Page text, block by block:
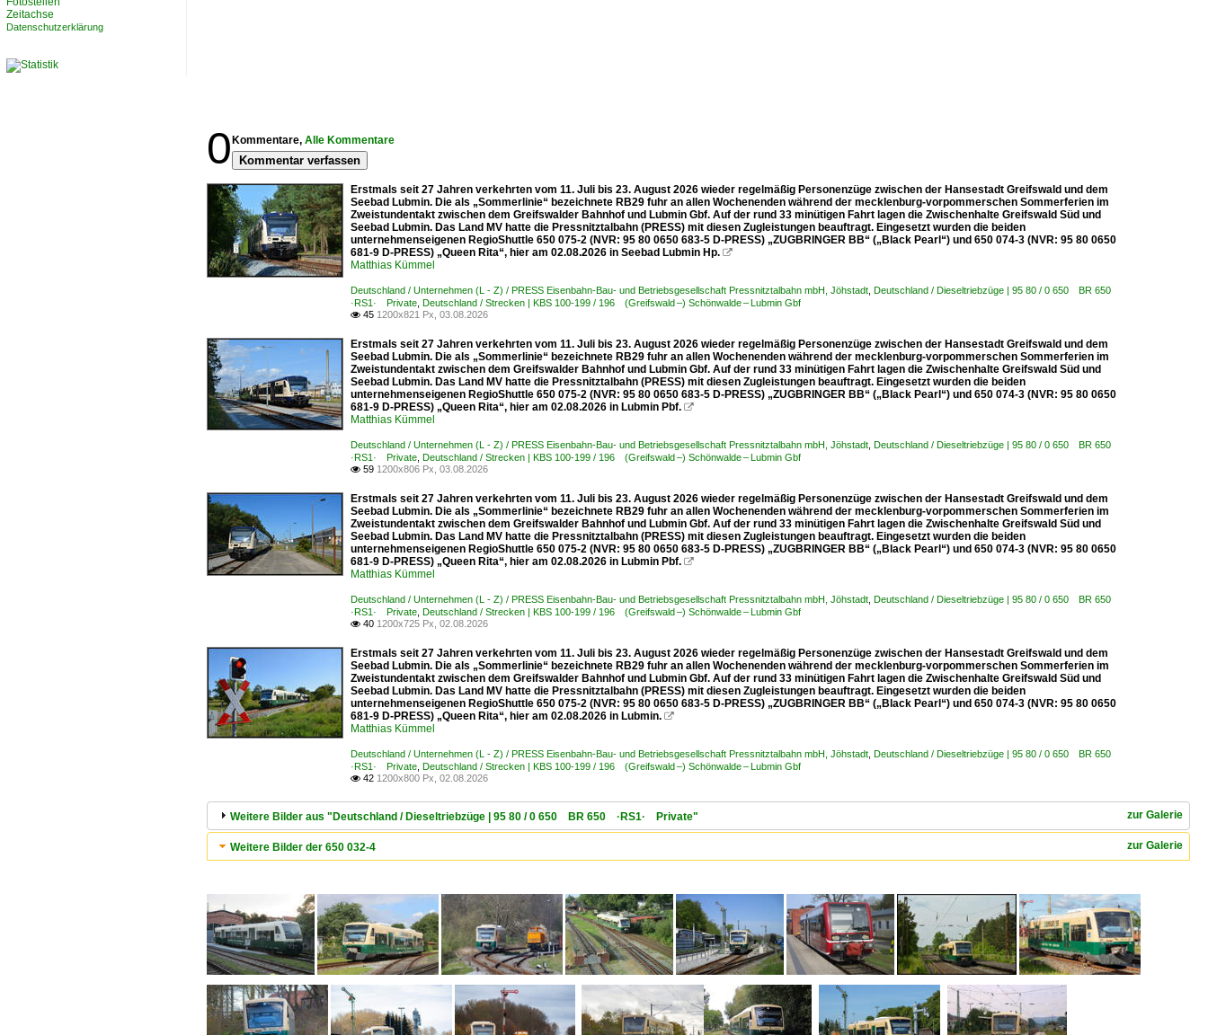
0 Kommentare, Alle Kommentare
Kommentar verfassen
Erstmals seit 27 Jahren verkehrten vom 11. Juli bis 23. August 2026 wieder regelmäßig Personenzüge zwischen der Hansestadt Greifswald und dem
Seebad Lubmin. Die als „Sommerlinie“ bezeichnete RB29 fuhr an allen Wochenenden während der mecklenburg-vorpommerschen Sommerferien im
Zweistundentakt zwischen dem Greifswalder Bahnhof und Lubmin Gbf. Auf der rund 33 minütigen Fahrt lagen die Zwischenhalte Greifswald Süd und
Seebad Lubmin. Das Land MV hatte die Pressnitztalbahn (PRESS) mit diesen Zugleistungen beauftragt. Eingesetzt wurden die beiden
unternehmenseigenen RegioShuttle 650 075-2 (NVR: 95 80 0650 683-5 D-PRESS) „ZUGBRINGER BB“ („Black Pearl“) und 650 074-3 (NVR: 95 80 0650
681-9 D-PRESS) „Queen Rita“, hier am 02.08.2026 in Seebad Lubmin Hp. 
Matthias Kümmel
Deutschland / Unternehmen (L - Z) / PRESS Eisenbahn-Bau- und Betriebsgesellschaft Pressnitztalbahn mbH, Jöhstadt Deutschland / Dieseltriebzüge | 95 80 / 0 650 BR 650
·RS1· Private Deutschland / Strecken | KBS 100-199 / 196 (Greifswald –) Schönwalde – Lubmin Gbf
 45 1200x821 Px, 03.08.2026
Erstmals seit 27 Jahren verkehrten vom 11. Juli bis 23. August 2026 wieder regelmäßig Personenzüge zwischen der Hansestadt Greifswald und dem
Seebad Lubmin. Die als „Sommerlinie“ bezeichnete RB29 fuhr an allen Wochenenden während der mecklenburg-vorpommerschen Sommerferien im
Zweistundentakt zwischen dem Greifswalder Bahnhof und Lubmin Gbf. Auf der rund 33 minütigen Fahrt lagen die Zwischenhalte Greifswald Süd und
Seebad Lubmin. Das Land MV hatte die Pressnitztalbahn (PRESS) mit diesen Zugleistungen beauftragt. Eingesetzt wurden die beiden
unternehmenseigenen RegioShuttle 650 075-2 (NVR: 95 80 0650 683-5 D-PRESS) „ZUGBRINGER BB“ („Black Pearl“) und 650 074-3 (NVR: 95 80 0650
681-9 D-PRESS) „Queen Rita“, hier am 02.08.2026 in Lubmin Pbf. 
Matthias Kümmel
Deutschland / Unternehmen (L - Z) / PRESS Eisenbahn-Bau- und Betriebsgesellschaft Pressnitztalbahn mbH, Jöhstadt Deutschland / Dieseltriebzüge | 95 80 / 0 650 BR 650
·RS1· Private Deutschland / Strecken | KBS 100-199 / 196 (Greifswald –) Schönwalde – Lubmin Gbf
 59 1200x806 Px, 03.08.2026
Erstmals seit 27 Jahren verkehrten vom 11. Juli bis 23. August 2026 wieder regelmäßig Personenzüge zwischen der Hansestadt Greifswald und dem
Seebad Lubmin. Die als „Sommerlinie“ bezeichnete RB29 fuhr an allen Wochenenden während der mecklenburg-vorpommerschen Sommerferien im
Zweistundentakt zwischen dem Greifswalder Bahnhof und Lubmin Gbf. Auf der rund 33 minütigen Fahrt lagen die Zwischenhalte Greifswald Süd und
Seebad Lubmin. Das Land MV hatte die Pressnitztalbahn (PRESS) mit diesen Zugleistungen beauftragt. Eingesetzt wurden die beiden
unternehmenseigenen RegioShuttle 650 075-2 (NVR: 95 80 0650 683-5 D-PRESS) „ZUGBRINGER BB“ („Black Pearl“) und 650 074-3 (NVR: 95 80 0650
681-9 D-PRESS) „Queen Rita“, hier am 02.08.2026 in Lubmin Pbf. 
Matthias Kümmel
Deutschland / Unternehmen (L - Z) / PRESS Eisenbahn-Bau- und Betriebsgesellschaft Pressnitztalbahn mbH, Jöhstadt Deutschland / Dieseltriebzüge | 95 80 / 0 650 BR 650
·RS1· Private Deutschland / Strecken | KBS 100-199 / 196 (Greifswald –) Schönwalde – Lubmin Gbf
 40 1200x725 Px, 02.08.2026
Erstmals seit 27 Jahren verkehrten vom 11. Juli bis 23. August 2026 wieder regelmäßig Personenzüge zwischen der Hansestadt Greifswald und dem
Seebad Lubmin. Die als „Sommerlinie“ bezeichnete RB29 fuhr an allen Wochenenden während der mecklenburg-vorpommerschen Sommerferien im
Zweistundentakt zwischen dem Greifswalder Bahnhof und Lubmin Gbf. Auf der rund 33 minütigen Fahrt lagen die Zwischenhalte Greifswald Süd und
Seebad Lubmin. Das Land MV hatte die Pressnitztalbahn (PRESS) mit diesen Zugleistungen beauftragt. Eingesetzt wurden die beiden
unternehmenseigenen RegioShuttle 650 075-2 (NVR: 95 80 0650 683-5 D-PRESS) „ZUGBRINGER BB“ („Black Pearl“) und 650 074-3 (NVR: 95 80 0650
681-9 D-PRESS) „Queen Rita“, hier am 02.08.2026 in Lubmin. 
Matthias Kümmel
Deutschland / Unternehmen (L - Z) / PRESS Eisenbahn-Bau- und Betriebsgesellschaft Pressnitztalbahn mbH, Jöhstadt Deutschland / Dieseltriebzüge | 95 80 / 0 650 BR 650
·RS1· Private Deutschland / Strecken | KBS 100-199 / 196 (Greifswald –) Schönwalde – Lubmin Gbf
 42 1200x800 Px, 02.08.2026
zur Galerie
Weitere Bilder aus "Deutschland / Dieseltriebzüge | 95 80 / 0 650 BR 650 ·RS1· Private"
zur Galerie
Weitere Bilder der 650 032-4
Zeitachse
Datenschutzerklärung